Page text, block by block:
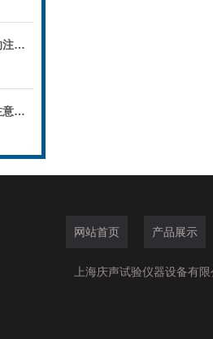
高低温交变湿热试验箱工作时的注意事项
在操作高低温冲击试验箱时要注意些什么
网站首页 产品展示
上海庆声试验仪器设备有限